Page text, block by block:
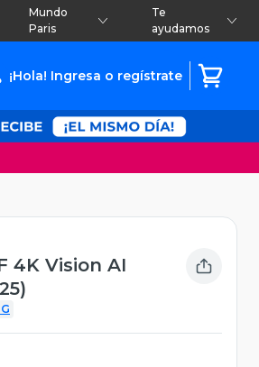
Mundo
Paris
Te
ayudamos
¡Hola! Ingresa o regístrate
4K Vision AI